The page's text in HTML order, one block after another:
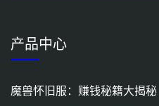
产品中心
魔兽怀旧服：赚钱秘籍大揭秘